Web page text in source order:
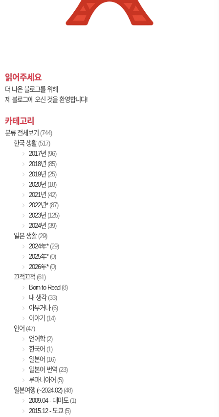
읽어주세요
더 나은 블로그를 위해
제 블로그에 오신 것을 환영합니다!
카테고리
분류 전체보기 (744)
한국 생활 (517)
2017년 (96)
2018년 (85)
2019년 (25)
2020년 (18)
2021년 (42)
2022년* (87)
2023년 (125)
2024년 (39)
일본 생활 (29)
2024年* (29)
2025年* (0)
2026年* (0)
끄적끄적 (61)
Born to Read (8)
내 생각 (33)
아무거나 (6)
이야기 (14)
언어 (47)
언어학 (2)
한국어 (1)
일본어 (16)
일본어 번역 (23)
루마니아어 (5)
일본여행 (~2024.02) (48)
2009.04 - 대마도 (1)
2015.12 - 도쿄 (5)